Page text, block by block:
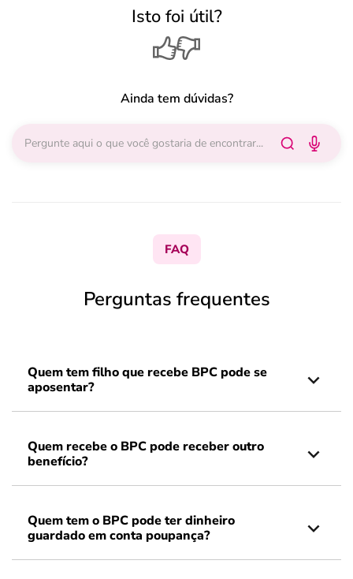
Isto foi útil?
Ainda tem dúvidas?
FAQ
Perguntas frequentes
Quem tem filho que recebe BPC pode se
aposentar?
Quem recebe o BPC pode receber outro
benefício?
Quem tem o BPC pode ter dinheiro
guardado em conta poupança?